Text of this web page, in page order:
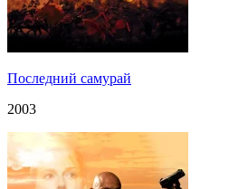
Последний самурай
2003